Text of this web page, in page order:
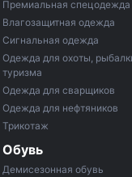
Премиальная спецодежда
Влагозащитная одежда
Сигнальная одежда
Одежда для охоты,
туризма
Одежда для сварщиков
Одежда для нефтяников
Трикотаж
Обувь
Демисезонная обувь